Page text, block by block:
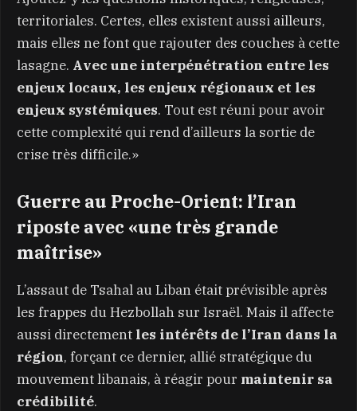
territoriales. Certes, elles existent aussi ailleurs,
mais elles ne font que rajouter des couches à cette
lasagne. Avec une interpénétration entre les
enjeux locaux, les enjeux régionaux et les
enjeux systémiques. Tout est réuni pour avoir
cette complexité qui rend d’ailleurs la sortie de
crise très difficile.»
Guerre au Proche-Orient: l’Iran
riposte avec «une très grande
maîtrise»
L’assaut de Tsahal au Liban était prévisible après
les frappes du Hezbollah sur Israël. Mais il affecte
aussi directement les intérêts de l’Iran dans la
région, forçant ce dernier, allié stratégique du
mouvement libanais, à réagir pour maintenir sa
crédibilité.